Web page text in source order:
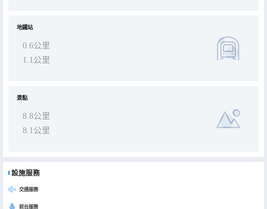
地鐵站
0.6公里
1.1公里
景點
8.8公里
8.1公里
設施服務
交通服務
前台服務